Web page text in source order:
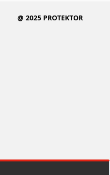
@ 2025 PROTEKTOR